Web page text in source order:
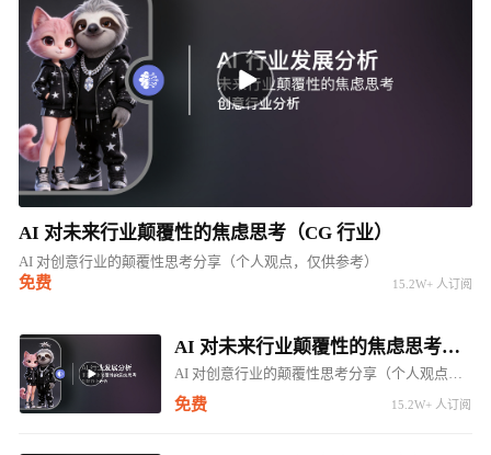
AI 对未来行业颠覆性的焦虑思考（CG 行业）
AI 对创意行业的颠覆性思考分享（个人观点，仅供参考）
免费 15.2W+ 人订阅
AI 对未来行业颠覆性的焦虑思考（CG 行业）
AI 对创意行业的颠覆性思考分享（个人观点，仅供参考）
免费 15.2W+ 人订阅